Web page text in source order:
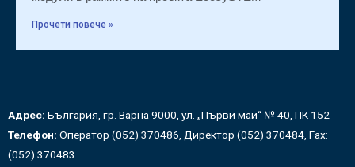
Прочети повече »
Адрес: България, гр. Варна 9000, ул. „Първи май“ № 40, ПК 152
Телефон: Оператор (052) 370486, Директор (052) 370484, Fax:
(052) 370483